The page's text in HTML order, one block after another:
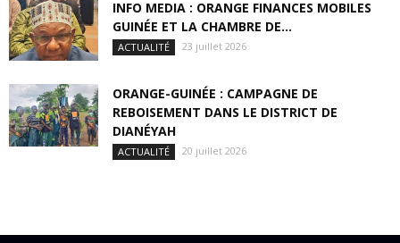
INFO MEDIA : ORANGE FINANCES MOBILES
GUINÉE ET LA CHAMBRE DE...
ACTUALITÉ 23 juillet 2026
ORANGE-GUINÉE : CAMPAGNE DE
REBOISEMENT DANS LE DISTRICT DE
DIANÉYAH
ACTUALITÉ 20 juillet 2026